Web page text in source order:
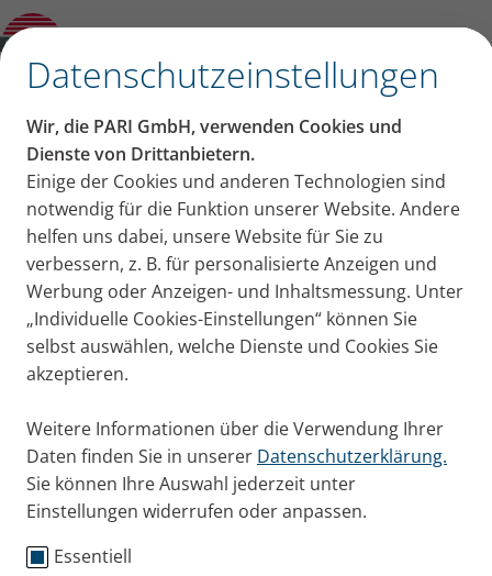
Datenschutzeinstellungen
Wir, die PARI GmbH, verwenden Cookies und
Dienste von Drittanbietern.
Einige der Cookies und anderen Technologien sind
notwendig für die Funktion unserer Website. Andere
helfen uns dabei, unsere Website für Sie zu
verbessern, z. B. für personalisierte Anzeigen und
Werbung oder Anzeigen- und Inhaltsmessung. Unter
„Individuelle Cookies-Einstellungen“ können Sie
selbst auswählen, welche Dienste und Cookies Sie
akzeptieren.
Weitere Informationen über die Verwendung Ihrer
Daten finden Sie in unserer Datenschutzerklärung.
Sie können Ihre Auswahl jederzeit unter
Einstellungen widerrufen oder anpassen.
Essentiell
VORTEX Tracheo